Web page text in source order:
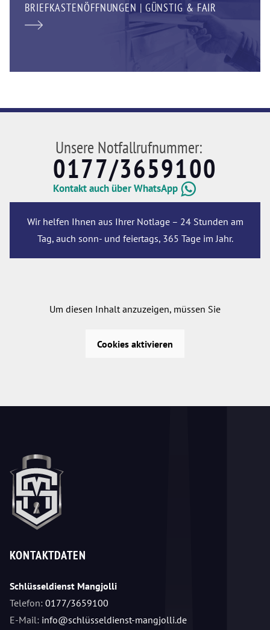
BRIEFKASTENÖFFNUNGEN | GÜNSTIG & FAIR
Unsere Notfallrufnummer:
0177/3659100
Kontakt auch über WhatsApp
Wir helfen Ihnen aus Ihrer Notlage – 24 Stunden am
Tag, auch sonn- und feiertags, 365 Tage im Jahr.
Um diesen Inhalt anzuzeigen, müssen Sie
Cookies aktivieren
KONTAKTDATEN
Schlüsseldienst Mangjolli
Telefon: 0177/3659100
E-Mail: info@schlüsseldienst-mangjolli.de